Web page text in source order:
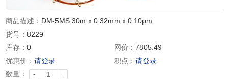
商品描述： DM-5MS 30m x 0.32mm x 0.10μm
货号：8229
库存：0 网价： 7805.49
优惠价：请登录 积点： 请登录
数量：
- +